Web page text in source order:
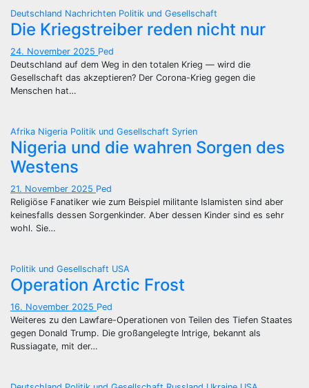
Deutschland Nachrichten Politik und Gesellschaft
Die Kriegstreiber reden nicht nur
24. November 2025 Ped
Deutschland auf dem Weg in den totalen Krieg — wird die
Gesellschaft das akzeptieren? Der Corona-Krieg gegen die
Menschen hat…
Afrika Nigeria Politik und Gesellschaft Syrien
Nigeria und die wahren Sorgen des
Westens
21. November 2025 Ped
Religiöse Fanatiker wie zum Beispiel militante Islamisten sind aber
keinesfalls dessen Sorgenkinder. Aber dessen Kinder sind es sehr
wohl. Sie…
Politik und Gesellschaft USA
Operation Arctic Frost
16. November 2025 Ped
Weiteres zu den Lawfare-Operationen von Teilen des Tiefen Staates
gegen Donald Trump. Die großangelegte Intrige, bekannt als
Russiagate, mit der…